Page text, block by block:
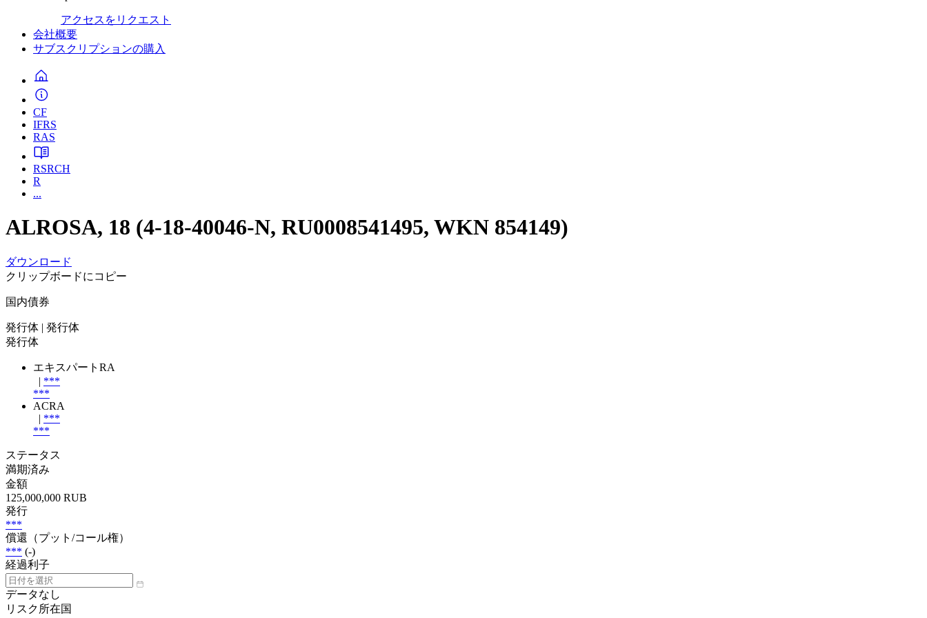
アクセスをリクエスト
会社概要
サブスクリプションの購入
CF
IFRS
RAS
RSRCH
R
...
ALROSA, 18 (4-18-40046-N, RU0008541495, WKN 854149)
ダウンロード
クリップボードにコピー
国内債券
発行体 | 発行体
発行体
エキスパートRA
| ***
***
ACRA
| ***
***
ステータス
満期済み
金額
125,000,000 RUB
発行
***
償還（プット/コール権）
*** (-)
経過利子
データなし
リスク所在国